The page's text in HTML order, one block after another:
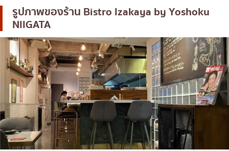
รูปภาพของร้าน Bistro Izakaya by Yoshoku
NIIGATA